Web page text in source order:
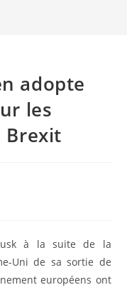
adopte
les
Brexit
à la suite de la
Uni de sa sortie de
européens ont